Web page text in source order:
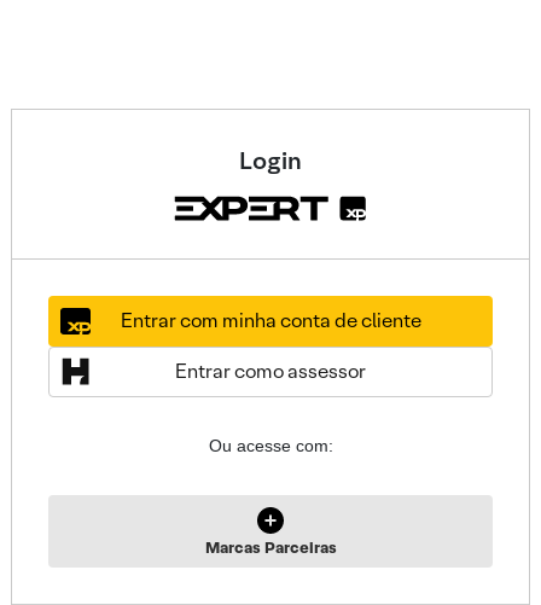
Login
Entrar com minha conta de cliente
Entrar como assessor
Ou acesse com:
Marcas Parceiras